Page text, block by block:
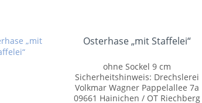
Osterhase „mit Staffelei“
ohne Sockel 9 cm
Sicherheitshinweis: Drechslerei
Volkmar Wagner Pappelallee 7a
09661 Hainichen / OT Riechberg